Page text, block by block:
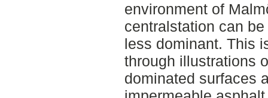
environment of
centralstation can
less dominant. This
through illustrations
dominated surfaces